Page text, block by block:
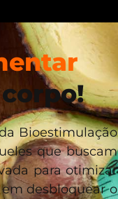
Bioestimulação
que buscam
para otimizar
desbloquear o